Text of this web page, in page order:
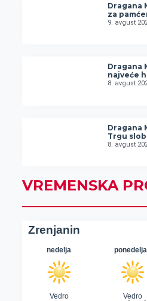
Dragana
za
9. avgust
Dragana
najveće
8. avgust
Dragana
Trgu
8. avgust
VREMENSKA